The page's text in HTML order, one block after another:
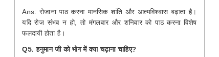
Ans: रोजाना पाठ करना मानसिक शांति और आत्मविश्वास बढ़ाता है।
यदि रोज संभव न हो, तो मंगलवार और शनिवार को पाठ करना विशेष
फलदायी होता है।
Q5. हनुमान जी को भोग में क्या चढ़ाना चाहिए?